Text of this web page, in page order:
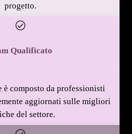
progetto.
Qualificato
è composto da professionisti
aggiornati sulle migliori
del settore.